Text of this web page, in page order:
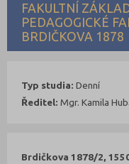
FAKULTNÍ
PEDAGOGICKÉ
BRDIČKOVA 1878
Brdičkova 1878/2,
Typ studia: Denní
Ředitel: Mgr. Kamila